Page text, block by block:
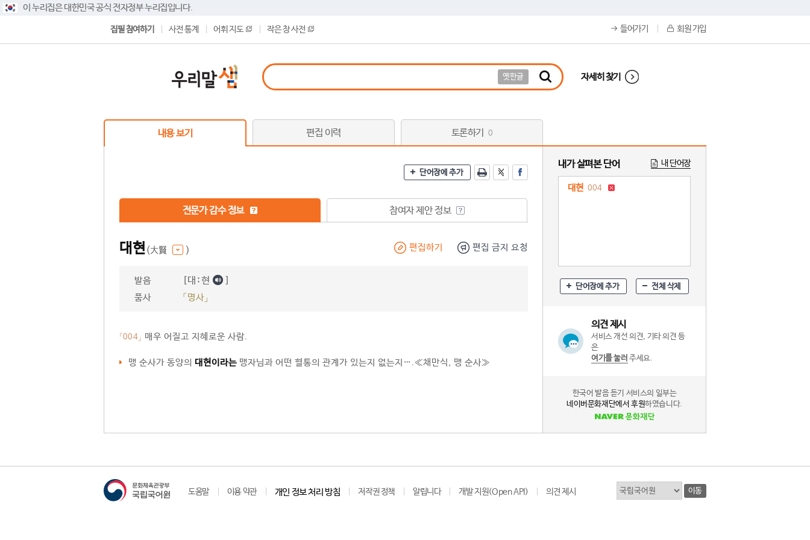
이 누리집은 대한민국 공식 전자정부 누리집입니다.
집필 참여하기 사전 통계 어휘 지도 작은 창 사전 들어가기 회원 가입
옛한글 자세히 찾기
내용 보기 편집 이력 토론하기 0
단어장에 추가
전문가 감수 정보 참여자 제안 정보
대현(大賢 ) 편집하기 편집 금지 요청
발음 [대ː현 ]
품사 「명사」
「004」 매우 어질고 지혜로운 사람.
맹 순사가 동양의 대현이라는 맹자님과 어떤 혈통의 관계가 있는지 없는지….≪채만식, 맹 순사≫
내가 살펴본 단어 내 단어장
대현 004
단어장에 추가 전체 삭제
의견 제시
서비스 개선 의견, 기타 의견 등
은
여기를 눌러 주세요.
한국어 발음 듣기 서비스의 일부는
네이버문화재단에서 후원하였습니다.
도움말 이용 약관 개인 정보 처리 방침 저작권 정책 알립니다 개발 지원(Open API) 의견 제시 이동